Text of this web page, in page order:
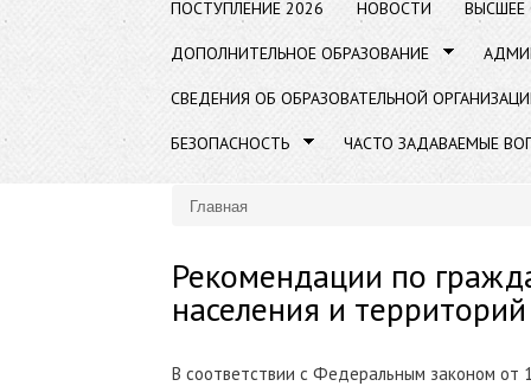
ПОСТУПЛЕНИЕ 2026 НОВОСТИ ВЫСШЕЕ
ДОПОЛНИТЕЛЬНОЕ ОБРАЗОВАНИЕ
СВЕДЕНИЯ ОБ ОБРАЗОВАТЕЛЬНОЙ
БЕЗОПАСНОСТЬ ЧАСТО ЗАДАВАЕМЫЕ
Вы здесь
Главная
Рекомендации по
населения и
В соответствии с Федеральным законом